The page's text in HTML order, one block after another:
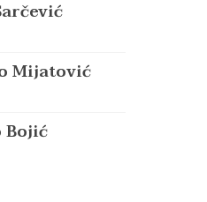
Mijatović
Bojić